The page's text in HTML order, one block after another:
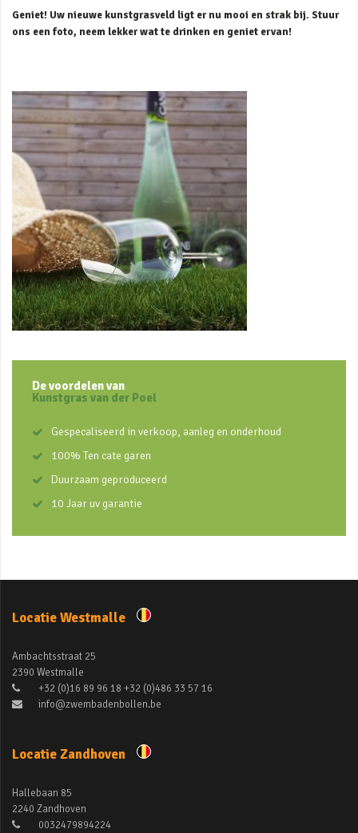
Geniet! Uw nieuwe kunstgrasveld ligt er nu mooi en strak bij. Stuur
ons een foto, neem lekker wat te drinken en geniet ervan!
De voordelen van
Kunstgras van der Poel
Gespecaliseerd in verkoop, aanleg en onderhoud
100% Ten cate garen
Duurzaam geproduceerd
10 Jaar uv garantie
Locatie Westmalle
Ambachtsstraat 25
2390 Westmalle
+32 (0)16 89 96 18 +32 (0)486 33 57 16
info@zwembadenbollen.be
Locatie Zandhoven
Hallebaan 85
2240 Zandhoven
0032479894224